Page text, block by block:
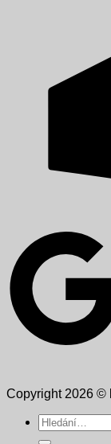
Copyright 2026 ©
Hledat: